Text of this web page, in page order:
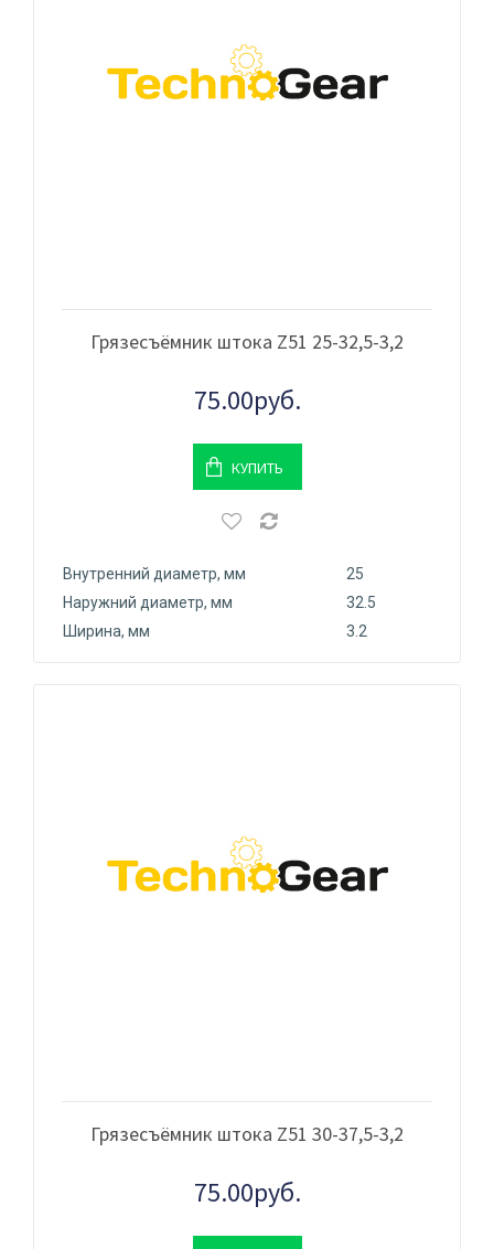
Грязесъёмник штока Z51 25-32,5-3,2
75.00руб.
КУПИТЬ
Внутренний диаметр, мм
25
Наружний диаметр, мм
32.5
Ширина, мм
3.2
Грязесъёмник штока Z51 30-37,5-3,2
75.00руб.